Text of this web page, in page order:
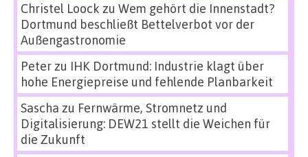
Christel Loock zu Wem gehört die Innenstadt?
Dortmund beschließt Bettelverbot vor der
Außengastronomie
Peterzu IHK Dortmund: Industrie klagt über
hohe Energiepreise und fehlende Planbarkeit
Sascha zu Fernwärme, Stromnetz und
Digitalisierung: DEW21 stellt die Weichen für
die Zukunft